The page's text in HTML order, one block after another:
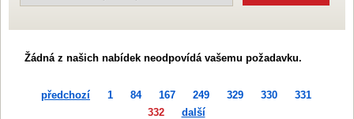
Žádná z našich nabídek neodpovídá vašemu požadavku.
předchozí 1 84 167 249 329 330
331
332
další